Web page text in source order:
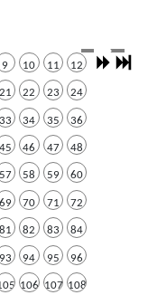
9 10 11 12
21 22 23 24
33 34 35 36
46 47 48
57 58 59 60
70 71 72
81 82 83 84
93 94 95 96
106 107 108